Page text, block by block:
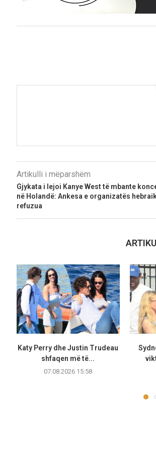
Artikulli i mëparshëm
Gjykata i lejoi Kanye West të mbante
në Holandë: Ankesa e organizatës
refuzua
Katy Perry dhe Justin Trudeau
shfaqen më të...
07.08.2026 15:58